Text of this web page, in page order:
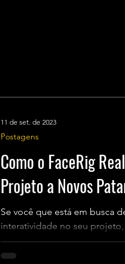
Como o FaceRig
Projeto a Novos
Se você que está em busca
interatividade no seu
perfeita! Abaixo, vamos...
Postagens
11 de set. de 2023